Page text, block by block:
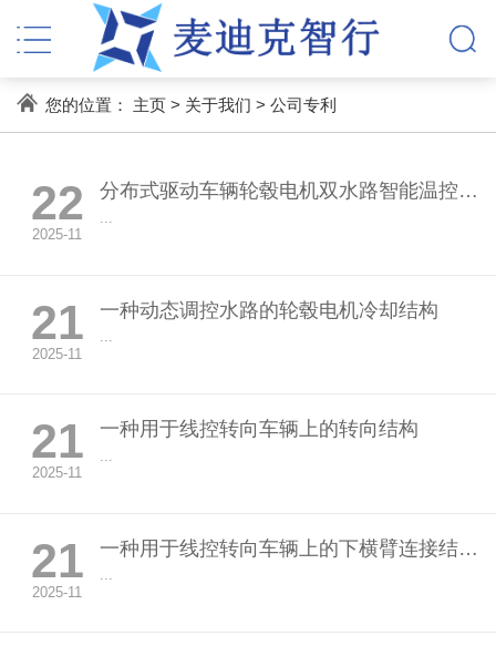
您的位置： 主页> 关于我们 > 公司专利
22
2025-11
分布式驱动车辆轮毂电机双水路智能温控冷却系统
...
21
2025-11
一种动态调控水路的轮毂电机冷却结构
...
21
2025-11
一种用于线控转向车辆上的转向结构
21
2025-11
一种用于线控转向车辆上的下横臂连接结构和转向结构
...